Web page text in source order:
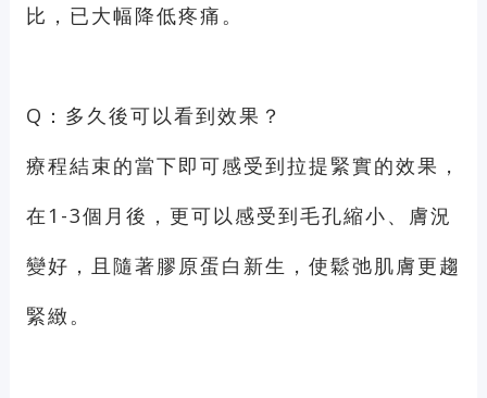
比，已大幅降低疼痛。
Q：多久後可以看到效果？
療程結束的當下即可感受到拉提緊實的效果，
在1-3個月後，更可以感受到毛孔縮小、膚況
變好，且隨著膠原蛋白新生，使鬆弛肌膚更趨
緊緻。